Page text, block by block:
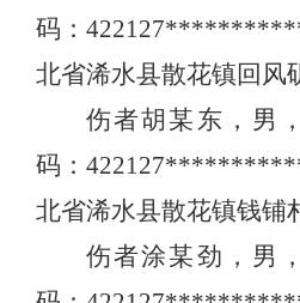
码：
北省浠水县散花镇回风
伤者胡某东，男
码：
北省浠水县散花镇钱铺
伤者涂某劲，男